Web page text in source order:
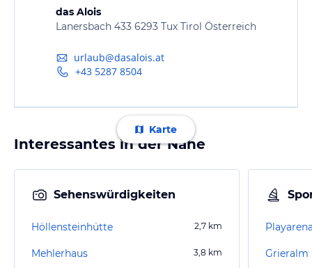
das Alois
Lanersbach 433 6293 Tux Tirol Österreich
urlaub@dasalois.at
+43 5287 8504
Karte
Interessantes in der Nähe
Sehenswürdigkeiten
Höllensteinhütte 2,7 km
Mehlerhaus 3,8 km Grieralm